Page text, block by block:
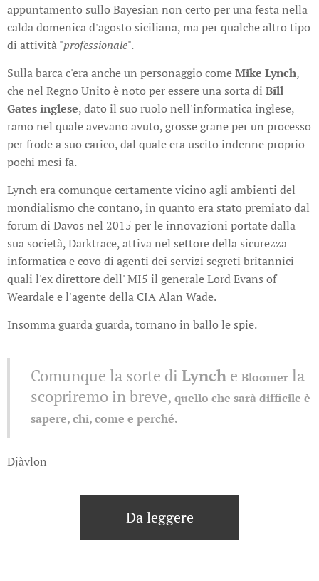
appuntamento sullo Bayesian non certo per una festa nella
calda domenica d'agosto siciliana, ma per qualche altro tipo
di attività "professionale".
Sulla barca c'era anche un personaggio comeMike Lynch,
che nel Regno Unito è noto per essere una sorta di Bill
Gates inglese, dato il suo ruolo nell'informatica inglese,
ramo nel quale avevano avuto, grosse grane per un processo
per frode a suo carico, dal quale era uscito indenne proprio
pochi mesi fa.
Lynch era comunque certamente vicino agli ambienti del
mondialismo che contano, in quanto era stato premiato dal
forum di Davos nel 2015 per le innovazioni portate dalla
sua società, Darktrace, attiva nel settore della sicurezza
informatica e covo di agenti dei servizi segreti britannici
quali l'ex direttore dell' MI5 il generale Lord Evans of
Weardale e l'agente della CIA Alan Wade.
Insomma guarda guarda, tornano in ballo le spie.
Comunque la sorte di Lynch e Bloomer la
scopriremo in breve, quello che sarà difficile è
sapere, chi, come e perché.
Djàvlon
Da leggere